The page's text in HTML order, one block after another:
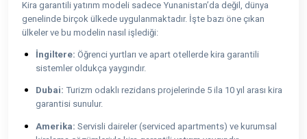
Kira garantili yatırım modeli sadece Yunanistan’da değil, dünya
genelinde birçok ülkede uygulanmaktadır. İşte bazı öne çıkan
ülkeler ve bu modelin nasıl işlediği:
İngiltere: Öğrenci yurtları ve apart otellerde kira garantili
sistemler oldukça yaygındır.
Dubai: Turizm odaklı rezidans projelerinde 5 ila 10 yıl arası kira
garantisi sunulur.
Amerika: Servisli daireler (serviced apartments) ve kurumsal